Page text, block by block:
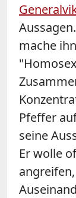
mache
Pfeffer
seine
Er wolle